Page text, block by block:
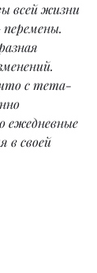
всей жизни
с тета-
ежедневные
в своей